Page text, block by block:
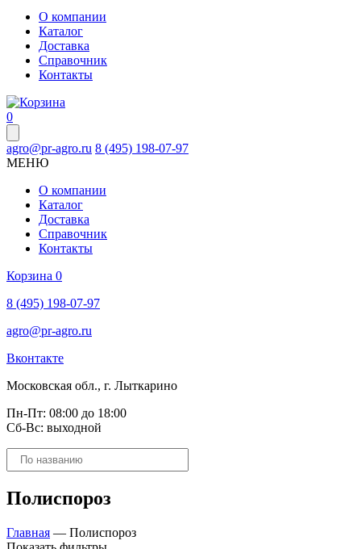
О компании
Каталог
Доставка
Справочник
Контакты
0
agro@pr-agro.ru 8 (495) 198-07-97
МЕНЮ
О компании
Каталог
Доставка
Справочник
Контакты
Корзина 0
8 (495) 198-07-97
agro@pr-agro.ru
Вконтакте
Московская обл., г. Лыткарино
Пн-Пт: 08:00 до 18:00
Сб-Вс: выходной
Поиск
товаров
Полиспороз
Главная — Полиспороз